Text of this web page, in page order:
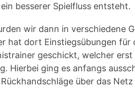
besserer Spielfluss entsteht.
wir dann in verschiedene
hat dort Einstiegsübungen für
geschickt, welcher
Hierbei ging es anfangs
über das